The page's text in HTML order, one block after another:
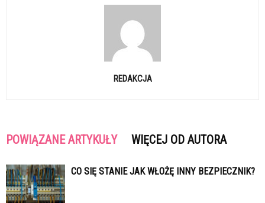
REDAKCJA
POWIĄZANE ARTYKUŁY WIĘCEJ OD AUTORA
CO SIĘ STANIE JAK WŁOŻĘ INNY BEZPIECZNIK?